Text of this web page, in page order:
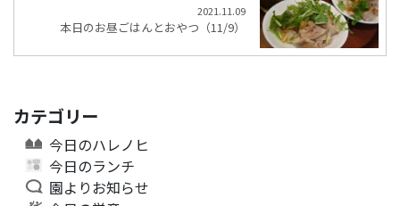
2021.11.09
本日のお昼ごはんとおやつ（11/9）
カテゴリー
今日のハレノヒ
今日のランチ
園よりお知らせ